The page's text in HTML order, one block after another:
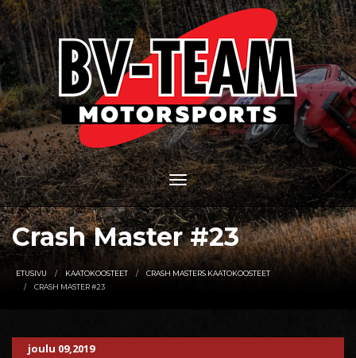
Crash Master #23
ETUSIVU KAATOKOOSTEET
CRASH MASTERS KAATOKOOSTEET
CRASH MASTER #23
joulu 09,2019